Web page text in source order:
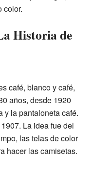
color.
Historia de
café, blanco y café,
años, desde 1920
y la pantaloneta café.
La idea fue del
las telas de color
hacer las camisetas.